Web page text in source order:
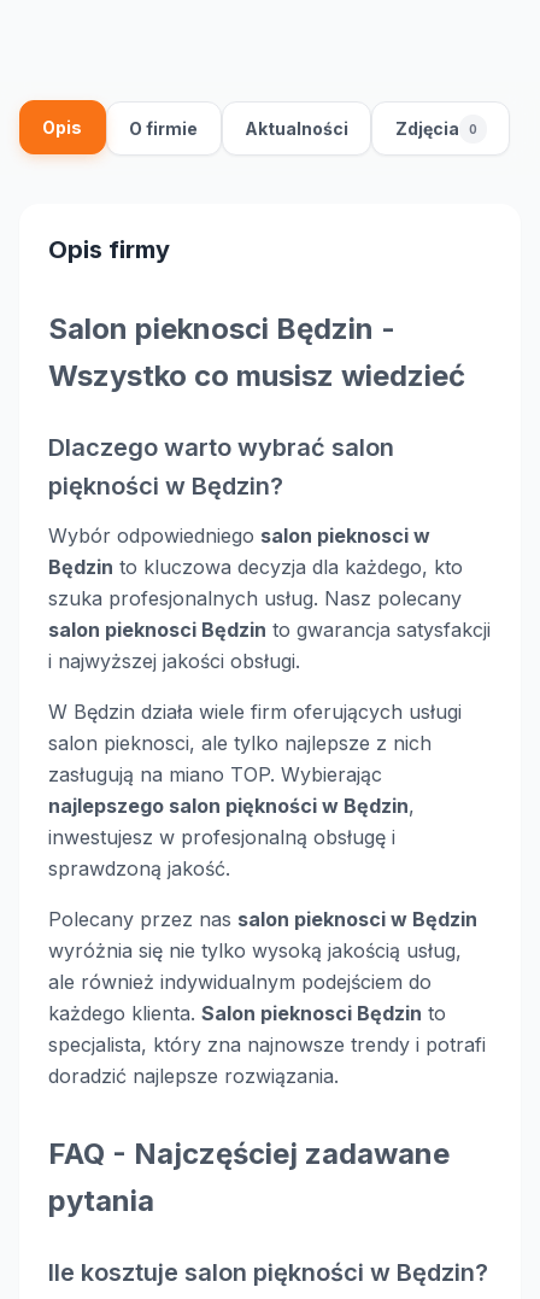
Opis O firmie Aktualności Zdjęcia 0
Opis firmy
Salon pieknosci Będzin -
Wszystko co musisz wiedzieć
Dlaczego warto wybrać salon
piękności w Będzin?
Wybór odpowiedniego salon pieknosci w
Będzin to kluczowa decyzja dla każdego, kto
szuka profesjonalnych usług. Nasz polecany
salon pieknosci Będzin to gwarancja satysfakcji
i najwyższej jakości obsługi.
W Będzin działa wiele firm oferujących usługi
salon pieknosci, ale tylko najlepsze z nich
zasługują na miano TOP. Wybierając
najlepszego salon piękności w Będzin,
inwestujesz w profesjonalną obsługę i
sprawdzoną jakość.
Polecany przez nas salon pieknosci w Będzin
wyróżnia się nie tylko wysoką jakością usług,
ale również indywidualnym podejściem do
każdego klienta. Salon pieknosci Będzin to
specjalista, który zna najnowsze trendy i potrafi
doradzić najlepsze rozwiązania.
FAQ - Najczęściej zadawane
pytania
Ile kosztuje salon piękności w Będzin?